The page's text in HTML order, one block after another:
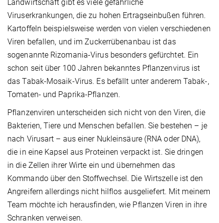
Landwirtschaft gibt es viele gefährliche
Viruserkrankungen, die zu hohen Ertragseinbußen führen.
Kartoffeln beispielsweise werden von vielen verschiedenen
Viren befallen, und im Zuckerrübenanbau ist das
sogenannte Rizomania-Virus besonders gefürchtet. Ein
schon seit über 100 Jahren bekanntes Pflanzenvirus ist
das Tabak-Mosaik-Virus. Es befällt unter anderem Tabak-,
Tomaten- und Paprika-Pflanzen.
Pflanzenviren unterscheiden sich nicht von den Viren, die
Bakterien, Tiere und Menschen befallen. Sie bestehen – je
nach Virusart – aus einer Nukleinsäure (RNA oder DNA),
die in eine Kapsel aus Proteinen verpackt ist. Sie dringen
in die Zellen ihrer Wirte ein und übernehmen das
Kommando über den Stoffwechsel. Die Wirtszelle ist den
Angreifern allerdings nicht hilflos ausgeliefert. Mit meinem
Team möchte ich herausfinden, wie Pflanzen Viren in ihre
Schranken verweisen.